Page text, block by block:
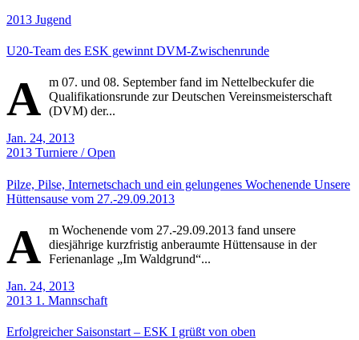
2013 Jugend
U20-Team des ESK gewinnt DVM-Zwischenrunde
A m 07. und 08. September fand im Nettelbeckufer die
Qualifikationsrunde zur Deutschen Vereinsmeisterschaft
(DVM) der...
Jan. 24, 2013
2013 Turniere / Open
Pilze, Pilse, Internetschach und ein gelungenes Wochenende Unsere
Hüttensause vom 27.-29.09.2013
A m Wochenende vom 27.-29.09.2013 fand unsere
diesjährige kurzfristig anberaumte Hüttensause in der
Ferienanlage „Im Waldgrund“...
Jan. 24, 2013
2013 1. Mannschaft
Erfolgreicher Saisonstart – ESK I grüßt von oben